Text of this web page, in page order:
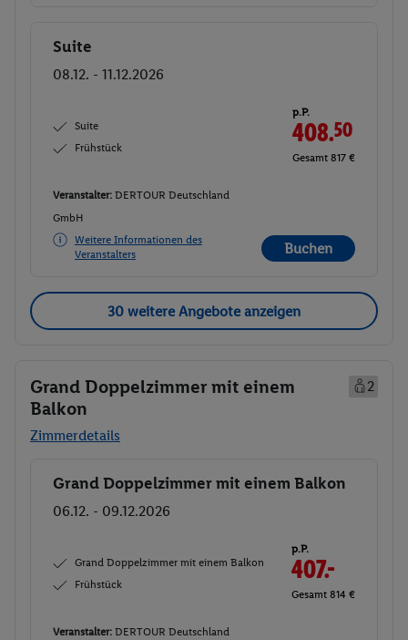
Buchen
Suite
08.12. - 11.12.2026
Suite
Frühstück
p.P.
408.50
Gesamt 817 €
Veranstalter: DERTOUR Deutschland
GmbH
Weitere Informationen des
Veranstalters
Buchen
30 weitere Angebote anzeigen
Grand Doppelzimmer mit einem
Balkon
2
Zimmerdetails
Buchen
Grand Doppelzimmer mit einem Balkon
06.12. - 09.12.2026
Grand Doppelzimmer mit einem Balkon
Frühstück
p.P.
407.-
Gesamt 814 €
Veranstalter: DERTOUR Deutschland